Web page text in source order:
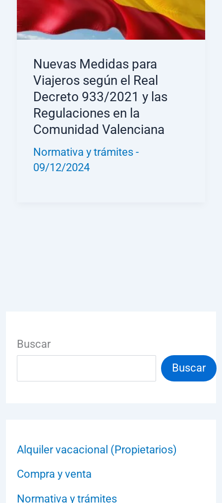
Buscar
Buscar
Alquiler vacacional (Propietarios)
Compra y venta
Normativa y trámites
Nuevas Medidas para
Viajeros según el Real
Decreto 933/2021 y las
Regulaciones en la
Comunidad Valenciana
Normativa y trámites-
09/12/2024